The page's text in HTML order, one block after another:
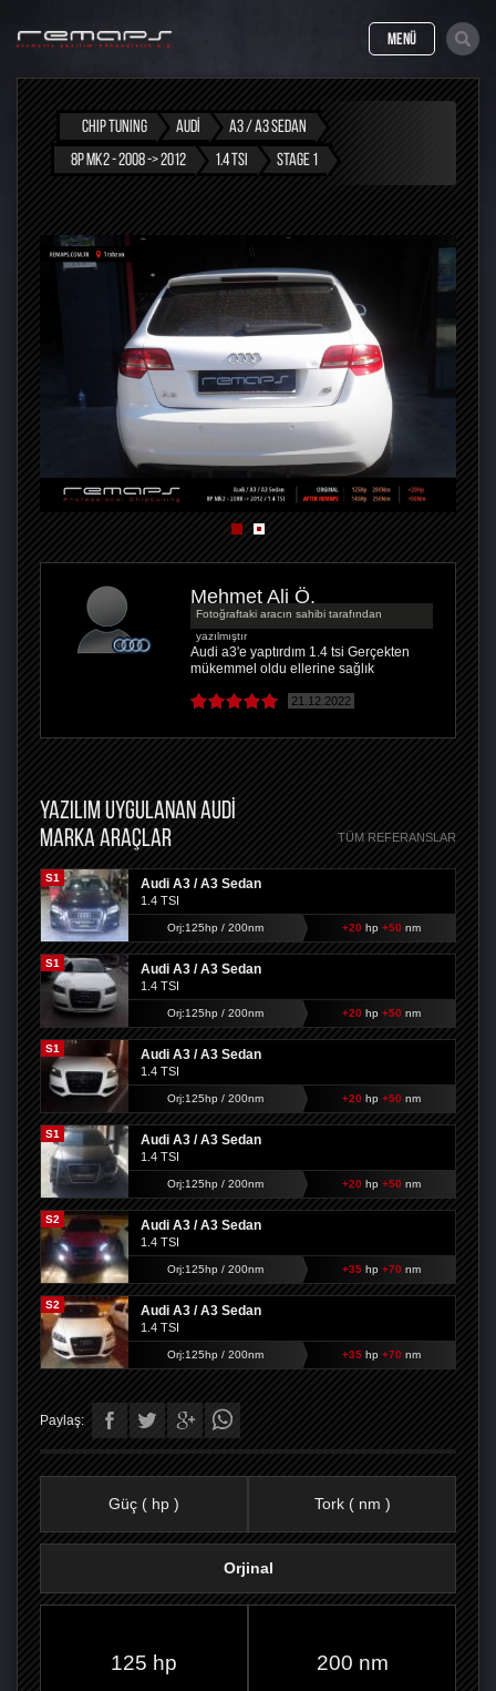
MENÜ
CHIP TUNING AUDI
A3 / A3 SEDAN
8P MK2 - 2008 -> 2012
1.4 TSI STAGE 1
Mehmet Ali Ö.
Fotoğraftaki aracın sahibi tarafından
yazılmıştır
Audi a3'e yaptırdım 1.4 tsi Gerçekten
mükemmel oldu ellerine sağlık
21.12.2022
YAZILIM UYGULANAN AUDI
MARKA ARAÇLAR
TÜM REFERANSLAR
S1 Audi A3 / A3 Sedan
1.4 TSI
Orj:125hp / 200nm +20 hp +50 nm
S1 Audi A3 / A3 Sedan
1.4 TSI
Orj:125hp / 200nm +20 hp +50 nm
S1 Audi A3 / A3 Sedan
1.4 TSI
Orj:125hp / 200nm +20 hp +50 nm
S1 Audi A3 / A3 Sedan
1.4 TSI
Orj:125hp / 200nm +20 hp +50 nm
S2 Audi A3 / A3 Sedan
1.4 TSI
Orj:125hp / 200nm +35hp +70 nm
S2 Audi A3 / A3 Sedan
1.4 TSI
Orj:125hp / 200nm +35hp +70 nm
Paylaş:
Güç ( hp ) Tork ( nm )
Orjinal
125 hp 200 nm